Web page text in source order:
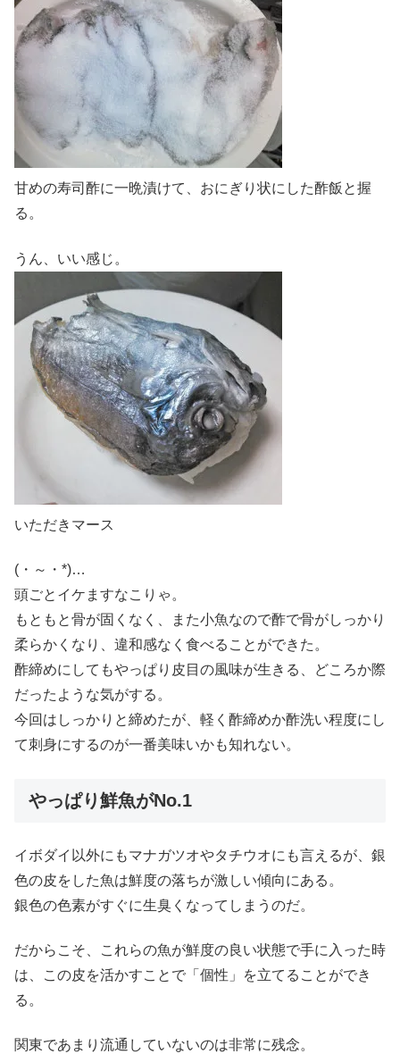
甘めの寿司酢に一晩漬けて、おにぎり状にした酢飯と握
る。
うん、いい感じ。
いただきマース
(・～・*)…
頭ごとイケますなこりゃ。
もともと骨が固くなく、また小魚なので酢で骨がしっかり
柔らかくなり、違和感なく食べることができた。
酢締めにしてもやっぱり皮目の風味が生きる、どころか際
だったような気がする。
今回はしっかりと締めたが、軽く酢締めか酢洗い程度にし
て刺身にするのが一番美味いかも知れない。
やっぱり鮮魚がNo.1
イボダイ以外にもマナガツオやタチウオにも言えるが、銀
色の皮をした魚は鮮度の落ちが激しい傾向にある。
銀色の色素がすぐに生臭くなってしまうのだ。
だからこそ、これらの魚が鮮度の良い状態で手に入った時
は、この皮を活かすことで「個性」を立てることができ
る。
関東であまり流通していないのは非常に残念。